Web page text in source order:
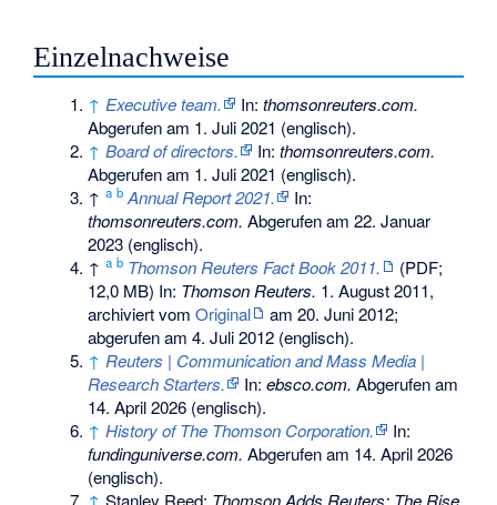
Einzelnachweise
↑ Executive team. In:thomsonreuters.com.
Abgerufen am 1. Juli 2021 (englisch).
↑ Board of directors. In:thomsonreuters.com.
Abgerufen am 1. Juli 2021 (englisch).
↑a b Annual Report 2021.
In:
thomsonreuters.com. Abgerufen am 22. Januar
2023 (englisch).
↑a b Thomson Reuters Fact Book 2011.
(PDF;
12,0 MB) In: Thomson Reuters. 1. August 2011,
archiviert vomOriginal am20. Juni 2012;
abgerufen am 4. Juli 2012 (englisch).
↑ Reuters | Communication and Mass Media |
Research Starters.
In:ebsco.com. Abgerufen am
14. April 2026 (englisch).
↑ History of The Thomson Corporation.
In:
fundinguniverse.com. Abgerufen am 14. April 2026
(englisch).
↑ Stanley Reed: Thomson Adds Reuters: The Rise